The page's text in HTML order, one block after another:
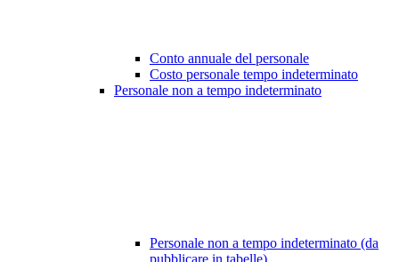
Conto annuale del personale
Costo personale tempo indeterminato
Personale non a tempo indeterminato
Personale non a tempo indeterminato (da